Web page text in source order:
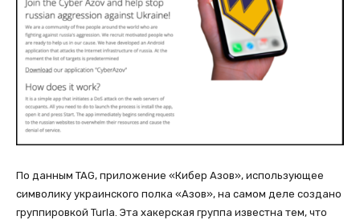
По данным TAG, приложение «Кибер Азов», использующее
символику украинского полка «Азов», на самом деле создано
группировкой Turla. Эта хакерская группа известна тем, что